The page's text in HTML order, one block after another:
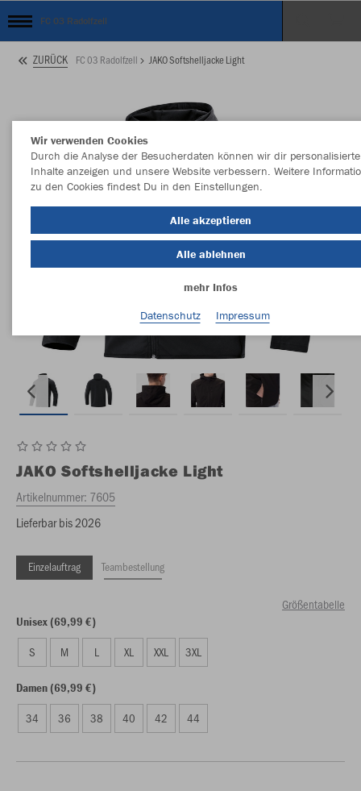
FC 03 Radolfzell
ZURÜCK FC 03 Radolfzell JAKO Softshelljacke Light
JAKO Softshelljacke Light
Artikelnummer: 7605
Lieferbar bis 2026
Einzelauftrag Teambestellung
Größentabelle
Unisex (69,99 €)
S M L XL XXL 3XL
Damen (69,99 €)
34 36 38 40 42 44
Wir verwenden Cookies
Durch die Analyse der Besucherdaten können wir dir personalisierte
Inhalte anzeigen und unsere Website verbessern. Weitere
zu den Cookies findest Du in den Einstellungen.
Alle akzeptieren
Alle ablehnen
mehr Infos
Datenschutz
Impressum